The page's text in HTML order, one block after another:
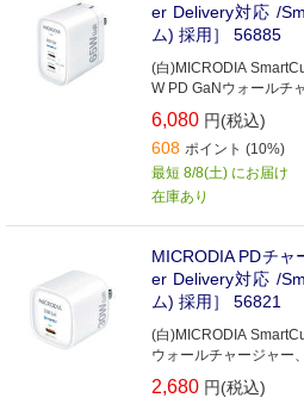
er Delivery対応 /
ム) 採用］ 56885
(白)MICRODIA
W PD GaNウォールチ
6,080 円(税込)
608 ポイント (10%)
最短 8/8(土) にお届け
在庫あり
MICRODIA PDチ
er Delivery対応 /
ム) 採用］ 56821
(白)MICRODIA
ウォールチャージャー
2,680 円(税込)